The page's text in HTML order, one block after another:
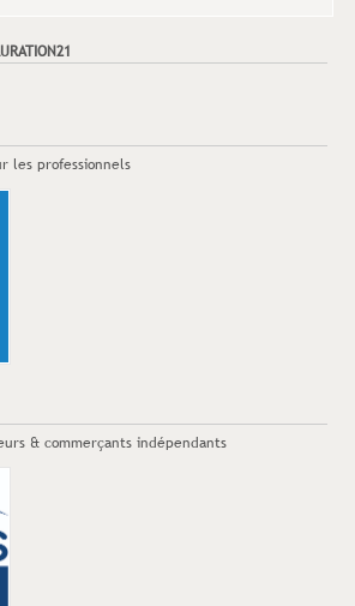
les professionnels
& commerçants indépendants